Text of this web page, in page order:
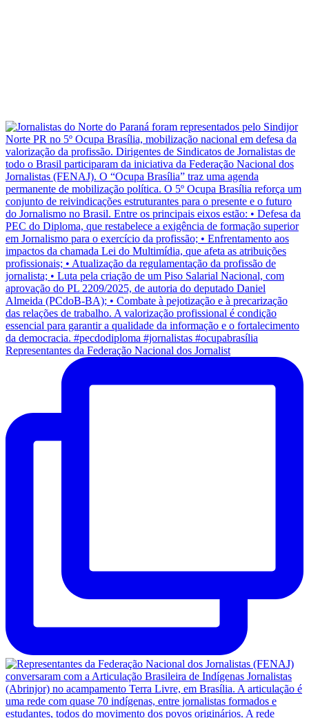
Representantes da Federação Nacional dos Jornalist